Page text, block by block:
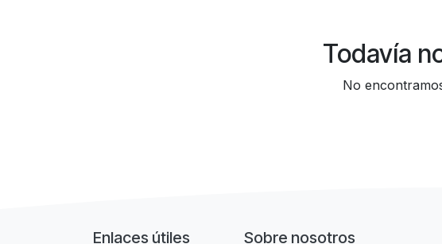
Todavía
No
Enlaces útiles Sobre nosotros